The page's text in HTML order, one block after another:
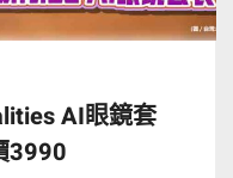
AI眼鏡套
3990